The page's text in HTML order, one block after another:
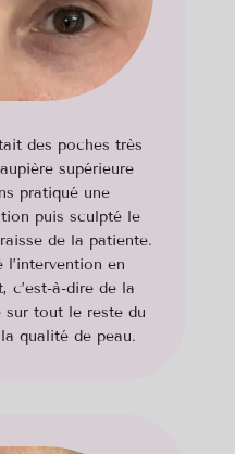
des poches très
supérieure
pratiqué une
puis sculpté le
de la patiente.
en
c’est-à-dire de la
sur tout le reste du
qualité de peau.